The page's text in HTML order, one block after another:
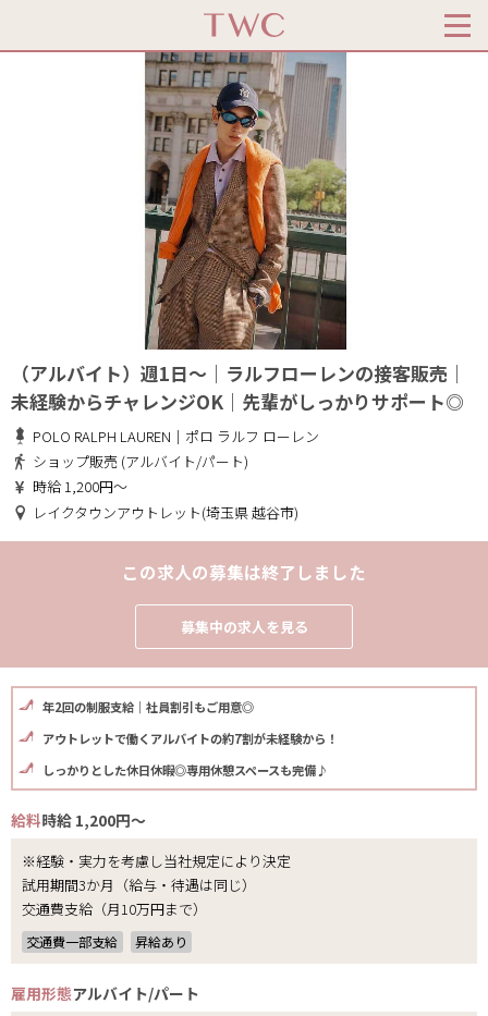
（アルバイト）週1日～｜ラルフローレンの接客販売｜
未経験からチャレンジOK｜先輩がしっかりサポート◎
POLO RALPH LAUREN｜ポロ ラルフ ローレン
ショップ販売 (アルバイト/パート)
時給 1,200円～
レイクタウンアウトレット(埼玉県 越谷市)
この求人の募集は終了しました
募集中の求人を見る
年2回の制服支給｜社員割引もご用意◎
アウトレットで働くアルバイトの約7割が未経験から！
しっかりとした休日休暇◎専用休憩スペースも完備♪
給料時給 1,200円～
※経験・実力を考慮し当社規定により決定
試用期間3か月（給与・待遇は同じ）
交通費支給（月10万円まで）
交通費一部支給 昇給あり
雇用形態アルバイト/パート